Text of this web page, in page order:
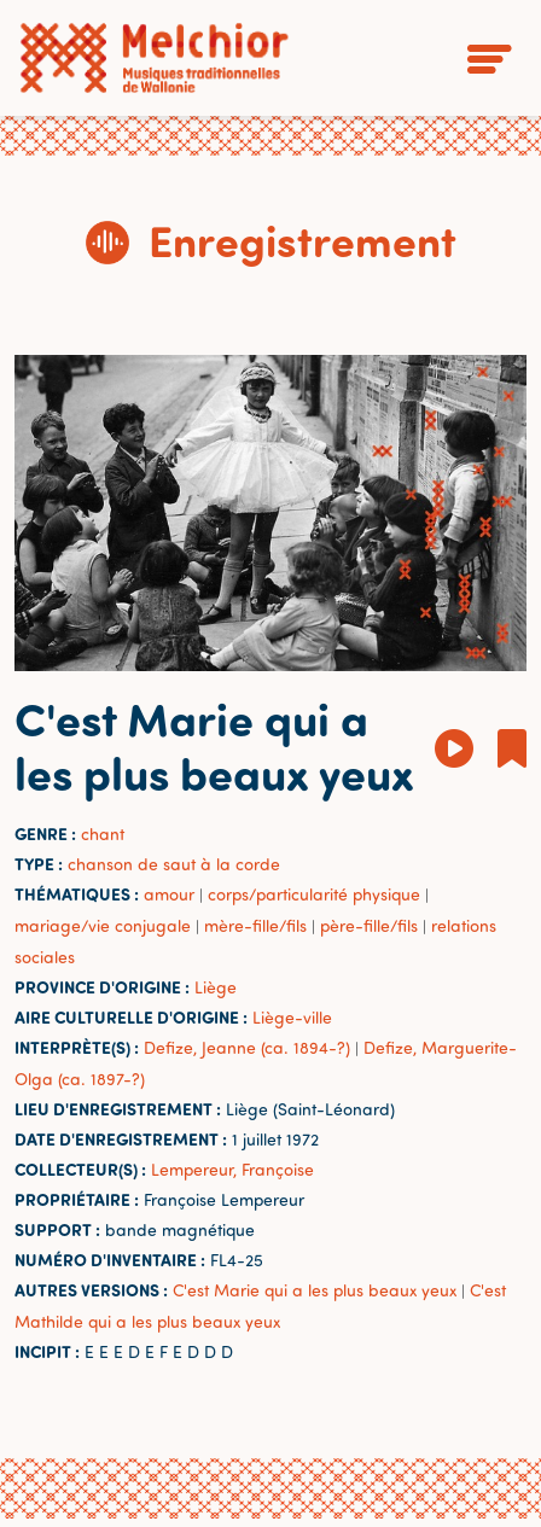
Enregistrement
C'est Marie qui a
les plus beaux yeux
GENRE : chant
TYPE : chanson de saut à la corde
THÉMATIQUES : amour | corps/particularité physique |
mariage/vie conjugale | mère-fille/fils | père-fille/fils | relations
sociales
PROVINCE D'ORIGINE : Liège
AIRE CULTURELLE D'ORIGINE : Liège-ville
INTERPRÈTE(S) : Defize, Jeanne (ca. 1894-?) | Defize, Marguerite-
Olga (ca. 1897-?)
LIEU D'ENREGISTREMENT : Liège (Saint-Léonard)
DATE D'ENREGISTREMENT : 1 juillet 1972
COLLECTEUR(S) : Lempereur, Françoise
PROPRIÉTAIRE : Françoise Lempereur
SUPPORT : bande magnétique
NUMÉRO D'INVENTAIRE : FL4-25
AUTRES VERSIONS : C'est Marie qui a les plus beaux yeux | C'est
Mathilde qui a les plus beaux yeux
INCIPIT : E E E D E F E D D D